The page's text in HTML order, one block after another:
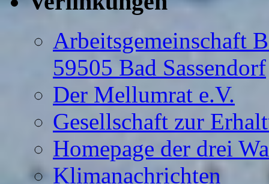
Arbeitsgemeinschaft
59505 Bad Sassendorf
Der Mellumrat e.V.
Gesellschaft zur
Homepage der drei
Klimanachrichten